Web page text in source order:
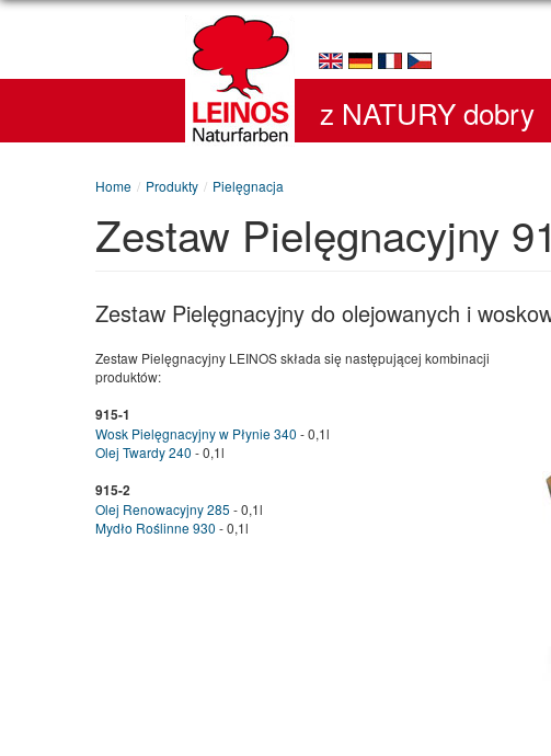
z NATURY dobry
Home / Produkty / Pielęgnacja
Zestaw Pielęgnacyjny
Zestaw Pielęgnacyjny do olejowanych i
Zestaw Pielęgnacyjny LEINOS składa się następującej kombinacji
produktów:
915-1
Wosk Pielęgnacyjny w Płynie 340 - 0,1l
Olej Twardy 240 - 0,1l
915-2
Olej Renowacyjny 285 - 0,1l
Mydło Roślinne 930 - 0,1l